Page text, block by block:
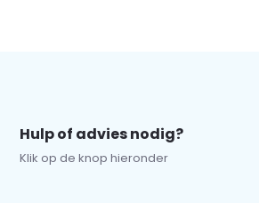
Hulp of advies nodig?
Klik op de knop hieronder